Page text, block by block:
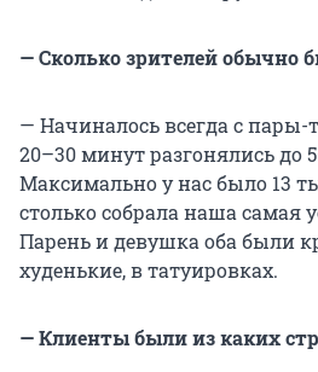
— Сколько зрителей обычно
— Начиналось всегда с пары-
20–30 минут разгонялись до
Максимально у нас было 13
столько собрала наша самая
Парень и девушка оба были
худенькие, в татуировках.
— Клиенты были из каких